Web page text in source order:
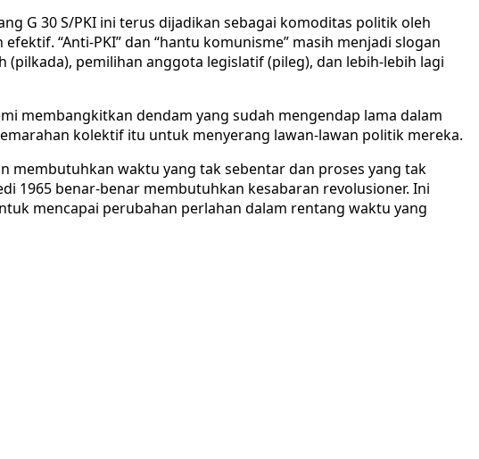
G 30 S/PKI ini terus dijadikan sebagai komoditas politik oleh
“Anti-PKI” dan “hantu komunisme” masih menjadi slogan
pemilihan anggota legislatif (pileg), dan lebih-lebih lagi
membangkitkan dendam yang sudah mengendap lama dalam
kolektif itu untuk menyerang lawan-lawan politik mereka.
membutuhkan waktu yang tak sebentar dan proses yang tak
1965 benar-benar membutuhkan kesabaran revolusioner. Ini
mencapai perubahan perlahan dalam rentang waktu yang